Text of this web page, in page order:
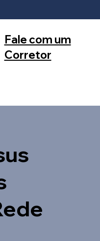
Fale com um
Corretor